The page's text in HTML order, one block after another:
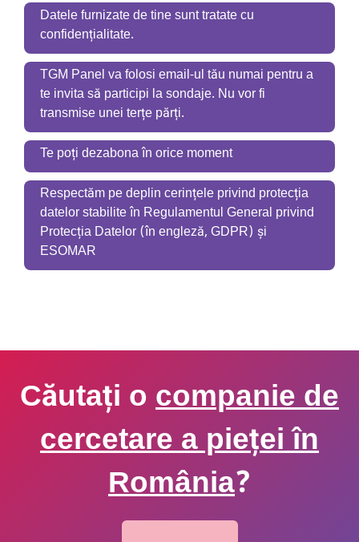
Datele furnizate de tine sunt tratate cu
confidențialitate.
TGM Panel va folosi email-ul tău numai pentru a
te invita să participi la sondaje. Nu vor fi
transmise unei terțe părți.
Te poți dezabona în orice moment
Respectăm pe deplin cerințele privind protecția
datelor stabilite în Regulamentul General privind
Protecția Datelor (în engleză, GDPR) și
ESOMAR
Căutați ocompanie de
cercetare a pieței în
România?